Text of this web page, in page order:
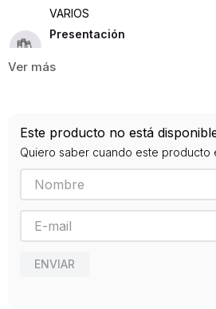
VARIOS
Presentación
9789875000957
Editorial
MINUSCULA
Año de publicación
2006
Este producto no está
Quiero saber cuando este producto
ENVIAR